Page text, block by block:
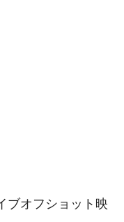
ブオフショット映